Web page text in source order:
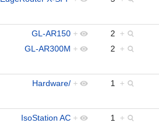
GL-AR150 + 2 +
GL-AR300M + 2 +
Hardware/ + 1 +
IsoStation AC + 1 +